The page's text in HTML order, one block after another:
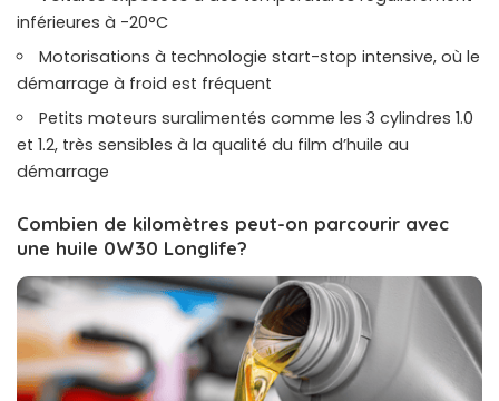
inférieures à -20°C
Motorisations à technologie start-stop intensive, où le
démarrage à froid est fréquent
Petits moteurs suralimentés comme les 3 cylindres 1.0
et 1.2, très sensibles à la qualité du film d’huile au
démarrage
Combien de kilomètres peut-on parcourir avec
une huile 0W30 Longlife?